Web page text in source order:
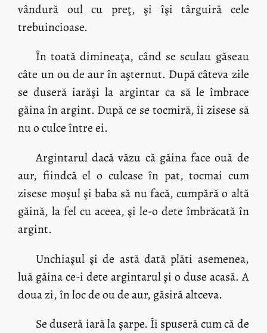
vândură oul cu preţ, şi îşi târguiră cele
trebuincioase.
În toată dimineaţa, când se sculau găseau
câte un ou de aur în aşternut. După câteva zile
se duseră iarăşi la argintar ca să le îmbrace
găina în argint. După ce se tocmiră, îi zisese să
nu o culce între ei.
Argintarul dacă văzu că găina face ouă de
aur, fiindcă el o culcase în pat, tocmai cum
zisese moşul şi baba să nu facă, cumpără o altă
găină, la fel cu aceea, şi le-o dete îmbrăcată în
argint.
Unchiaşul şi de astă dată plăti asemenea,
luă găina ce-i dete argintarul şi o duse acasă. A
doua zi, în loc de ou de aur, găsiră altceva.
Se duseră iară la şarpe. Îi spuseră cum că de